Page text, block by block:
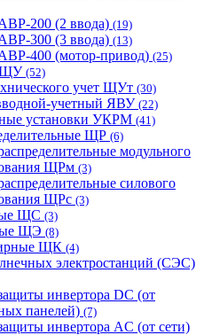
200 (2 ввода) (19)
300 (3 ввода) (13)
400 (мотор-привод) (25)
ЩУ (52)
учет ЩУт (30)
учетный ЯВУ (22)
установки УКРМ (41)
ЩР (6)
модульного
ЩРм (3)
силового
ЩРс (3)
ЩС (3)
ЩЭ (8)
ЩК (4)
электростанций (СЭС)
инвертора DC (от
панелей) (7)
инвертора AC (от сети)